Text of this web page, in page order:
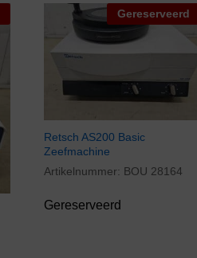
Gereserveerd
Retsch AS200 Basic
Zeefmachine
Artikelnummer: BOU 28164
Gereserveerd